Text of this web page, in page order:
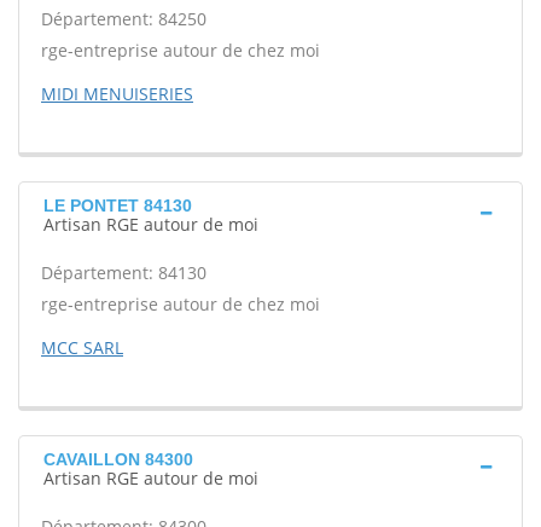
Département: 84250
rge-entreprise autour de chez moi
MIDI MENUISERIES
LE PONTET 84130
Artisan RGE autour de moi
Département: 84130
rge-entreprise autour de chez moi
MCC SARL
CAVAILLON 84300
Artisan RGE autour de moi